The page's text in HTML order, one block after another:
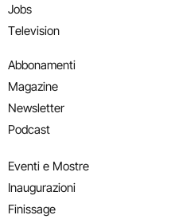
Jobs
Television
Abbonamenti
Magazine
Newsletter
Podcast
Eventi e Mostre
Inaugurazioni
Finissage